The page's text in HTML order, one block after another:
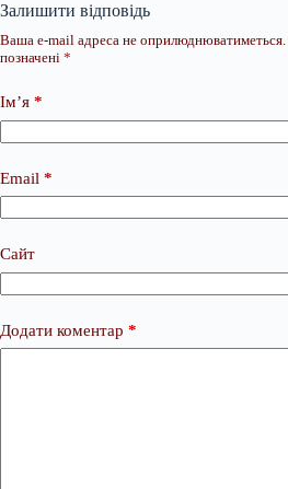
Залишити відповідь
Ваша e-mail адреса не оприлюднюватиметься.
позначені *
Ім’я *
Email *
Сайт
Додати коментар *